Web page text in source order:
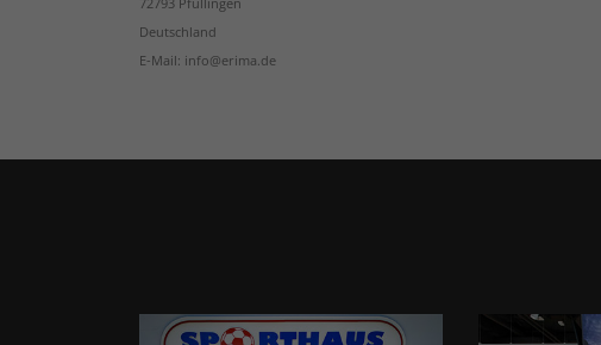
Deutschland
E-Mail: info@erima.de